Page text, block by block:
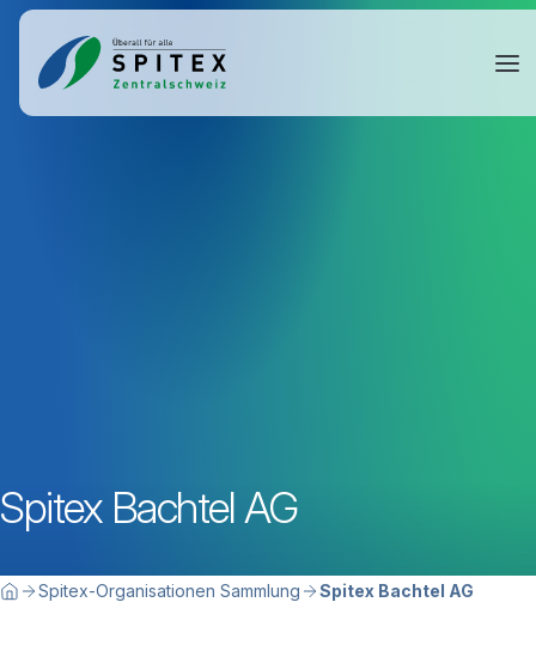
Spitex Bachtel AG
Breadcrumbnavigation
Sie befinden sich hier:
HomeSpitex-Organisationen Sammlung Spitex Bachtel AG